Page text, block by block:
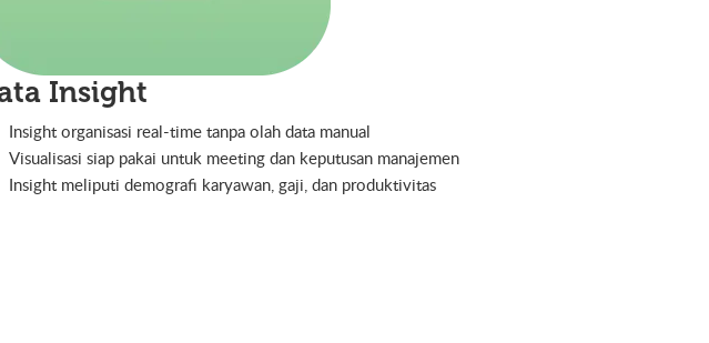
Insight
Insight organisasi real-time tanpa olah data manual
Visualisasi siap pakai untuk meeting dan keputusan manajemen
Insight meliputi demografi karyawan, gaji, dan produktivitas